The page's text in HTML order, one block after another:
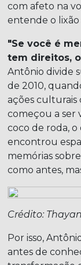
com afeto na
entende o lixão
"Se você é
tem direitos,
Antônio divide
de 2010,
ações culturais
começou a ser
coco de roda, o
encontrou
memórias
como antes,
Crédito:
Por isso,
antes de